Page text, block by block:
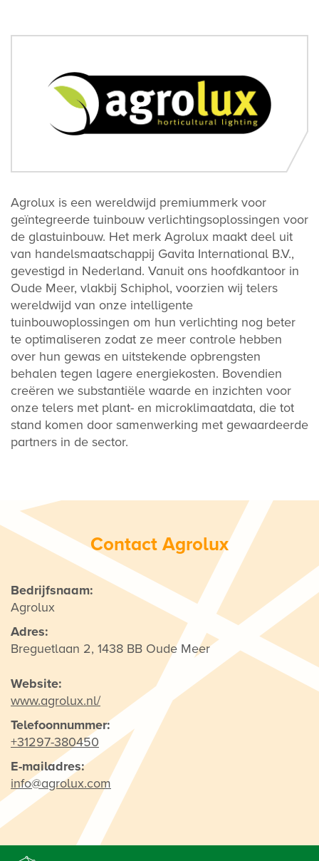
Agrolux is een wereldwijd premiummerk voor
geïntegreerde tuinbouw verlichtingsoplossingen voor
de glastuinbouw. Het merk Agrolux maakt deel uit
van handelsmaatschappij Gavita International B.V.,
gevestigd in Nederland. Vanuit ons hoofdkantoor in
Oude Meer, vlakbij Schiphol, voorzien wij telers
wereldwijd van onze intelligente
tuinbouwoplossingen om hun verlichting nog beter
te optimaliseren zodat ze meer controle hebben
over hun gewas en uitstekende opbrengsten
behalen tegen lagere energiekosten. Bovendien
creëren we substantiële waarde en inzichten voor
onze telers met plant- en microklimaatdata, die tot
stand komen door samenwerking met gewaardeerde
partners in de sector.
Contact Agrolux
Bedrijfsnaam:
Agrolux
Adres:
Breguetlaan 2, 1438 BB Oude Meer
Website:
www.agrolux.nl/
Telefoonnummer:
+31297-380450
E-mailadres:
info@agrolux.com